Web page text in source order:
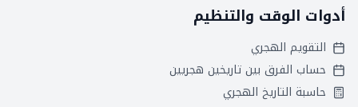
أدوات الوقت والتنظيم
التقويم الهجري
حساب الفرق بين تاريخين هجريين
حاسبة التاريخ الهجري